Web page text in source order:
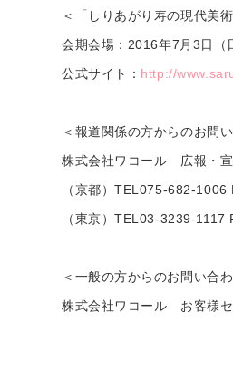
＜「しりあがり寿の現代美
会期会場：2016年7月3日
公式サイト： http://
＜報道関係の方からのお問
株式会社ワコール 広報・
（京都）TEL075-682-
（東京）TEL03-3239-1117
＜一般の方からのお問い合
株式会社ワコール お客様